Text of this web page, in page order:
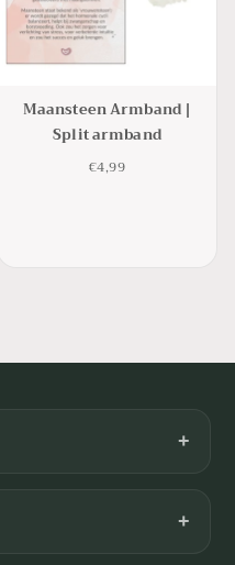
Maansteen Armband |
Split armband
€4,99
+
+